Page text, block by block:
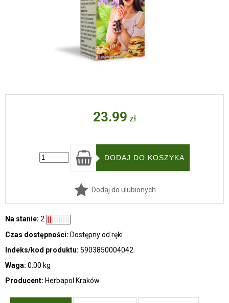
23.99 zł
Dodaj do ulubionych
Na stanie: 2
Czas dostępności: Dostępny od ręki
Indeks/kod produktu: 5903850004042
Waga: 0.00 kg
Producent: Herbapol Kraków